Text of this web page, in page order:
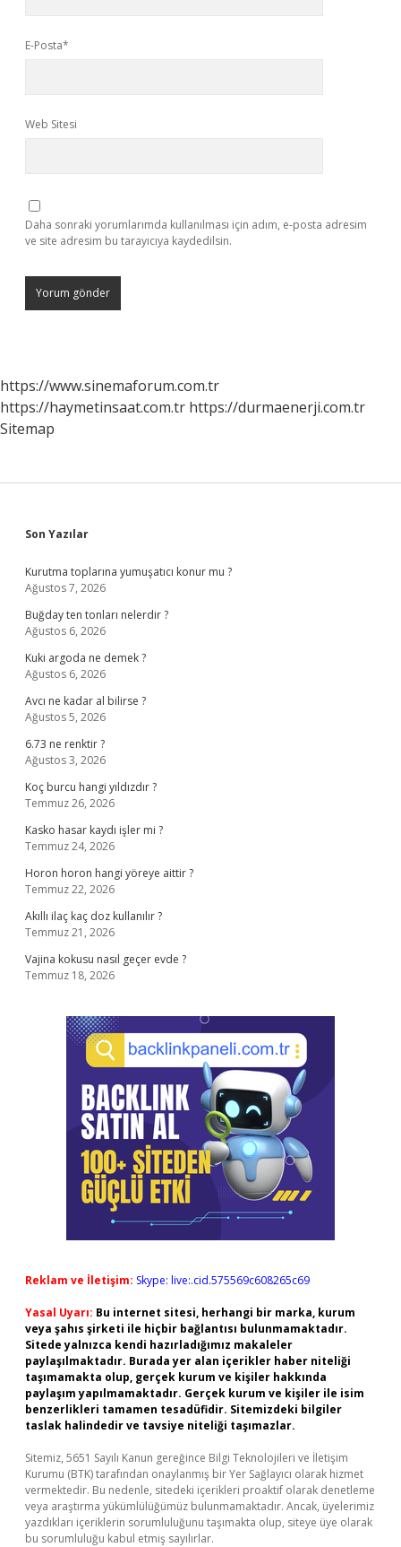
E-Posta*
Web Sitesi
Daha sonraki yorumlarımda kullanılması için adım, e-posta adresim
ve site adresim bu tarayıcıya kaydedilsin.
https://www.sinemaforum.com.tr
https://haymetinsaat.com.tr https://durmaenerji.com.tr
Sitemap
Sidebar
Son Yazılar
Kurutma toplarına yumuşatıcı konur mu ?
Ağustos 7, 2026
Buğday ten tonları nelerdir ?
Ağustos 6, 2026
Kuki argoda ne demek ?
Ağustos 6, 2026
Avcı ne kadar al bilirse ?
Ağustos 5, 2026
6.73 ne renktir ?
Ağustos 3, 2026
Koç burcu hangi yıldızdır ?
Temmuz 26, 2026
Kasko hasar kaydı işler mi ?
Temmuz 24, 2026
Horon horon hangi yöreye aittir ?
Temmuz 22, 2026
Akıllı ilaç kaç doz kullanılır ?
Temmuz 21, 2026
Vajina kokusu nasıl geçer evde ?
Temmuz 18, 2026
Reklam ve İletişim: Skype: live:.cid.575569c608265c69
Yasal Uyarı: Bu internet sitesi, herhangi bir marka, kurum
veya şahıs şirketi ile hiçbir bağlantısı bulunmamaktadır.
Sitede yalnızca kendi hazırladığımız makaleler
paylaşılmaktadır. Burada yer alan içerikler haber niteliği
taşımamakta olup, gerçek kurum ve kişiler hakkında
paylaşım yapılmamaktadır. Gerçek kurum ve kişiler ile isim
benzerlikleri tamamen tesadüfidir. Sitemizdeki bilgiler
taslak halindedir ve tavsiye niteliği taşımazlar.
Sitemiz, 5651 Sayılı Kanun gereğince Bilgi Teknolojileri ve İletişim
Kurumu (BTK) tarafından onaylanmış bir Yer Sağlayıcı olarak hizmet
vermektedir. Bu nedenle, sitedeki içerikleri proaktif olarak denetleme
veya araştırma yükümlülüğümüz bulunmamaktadır. Ancak, üyelerimiz
yazdıkları içeriklerin sorumluluğunu taşımakta olup, siteye üye olarak
bu sorumluluğu kabul etmiş sayılırlar.